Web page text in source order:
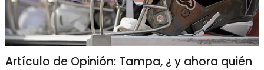
Artículo de Opinión: Tampa, ¿ y ahora quién